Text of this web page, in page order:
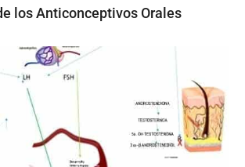
los Anticonceptivos Orales